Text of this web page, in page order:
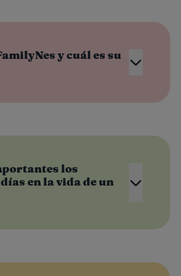
y cuál es su
los
en la vida de un